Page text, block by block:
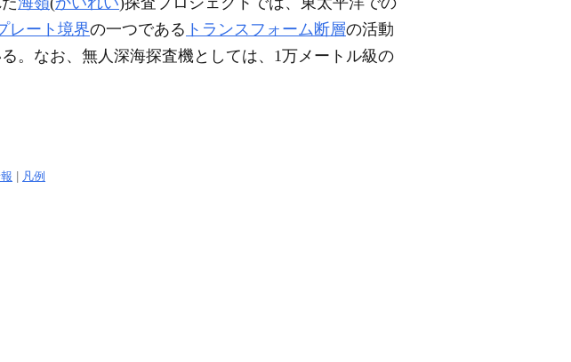
レート境界の一つである トランスフォーム断層の活動
。なお、無人深海探査機としては、1万メートル級の
| 凡例